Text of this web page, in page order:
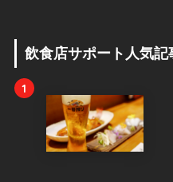
飲食店サポート人気記
1